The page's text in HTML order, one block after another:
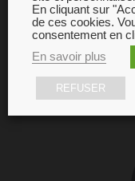
En cliquant sur
de ces cookies.
consentement en
En savoir plus
REFUSER